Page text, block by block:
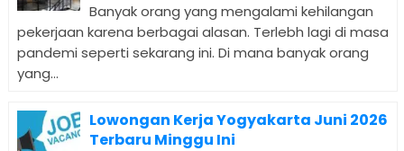
Banyak orang yang mengalami kehilangan
pekerjaan karena berbagai alasan. Terlebh lagi di masa
pandemi seperti sekarang ini. Di mana banyak orang
yang...
Lowongan Kerja Yogyakarta Juni 2026
Terbaru Minggu Ini